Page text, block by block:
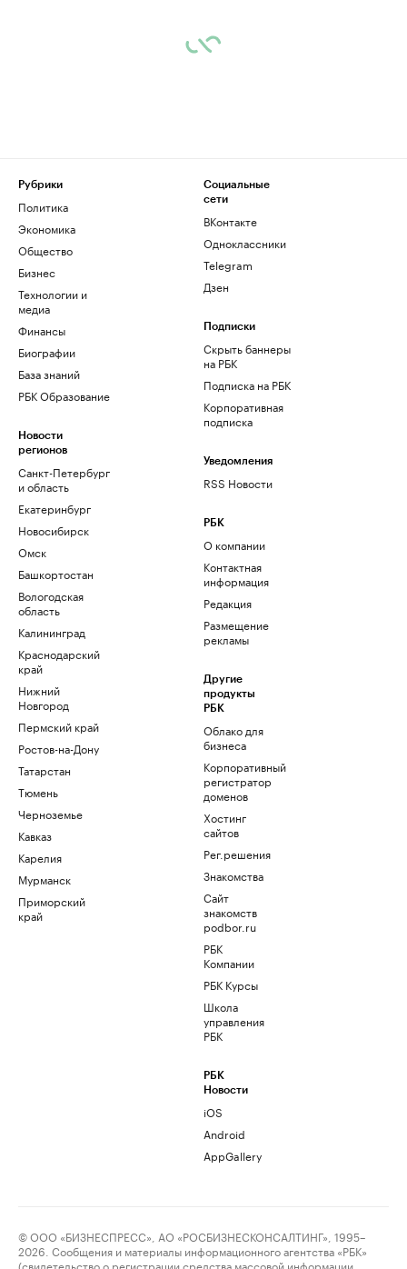
Рубрики
Политика
Экономика
Общество
Бизнес
Технологии и
медиа
Финансы
Биографии
База знаний
РБК Образование
Новости
регионов
Санкт-Петербург
и область
Екатеринбург
Новосибирск
Омск
Башкортостан
Вологодская
область
Калининград
Краснодарский
край
Нижний
Новгород
Пермский край
Ростов-на-Дону
Татарстан
Тюмень
Черноземье
Кавказ
Карелия
Мурманск
Приморский
край
Социальные
сети
ВКонтакте
Одноклассники
Telegram
Дзен
Подписки
Скрыть баннеры
на РБК
Подписка на РБК
Корпоративная
подписка
Уведомления
RSS Новости
РБК
О компании
Контактная
информация
Редакция
Размещение
рекламы
Другие
продукты
РБК
Облако для
бизнеса
Корпоративный
регистратор
доменов
Хостинг
сайтов
Рег.решения
Знакомства
Сайт
знакомств
podbor.ru
РБК
Компании
РБК Курсы
Школа
управления
РБК
РБК
Новости
iOS
Android
AppGallery
© ООО «БИЗНЕСПРЕСС», АО «РОСБИЗНЕСКОНСАЛТИНГ», 1995–
2026. Сообщения и материалы информационного агентства «РБК»
(свидетельство о регистрации средства массовой информации